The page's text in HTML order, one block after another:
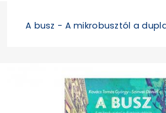
A busz - A mikrobusztól a